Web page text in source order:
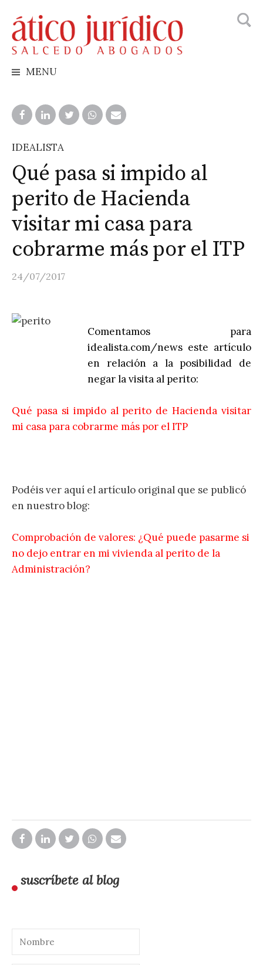
to
content
MENU
IDEALISTA
Qué pasa si impido al
perito de Hacienda
visitar mi casa para
cobrarme más por el ITP
24/07/2017
Comentamos para
idealista.com/news este artículo
en relación a la posibilidad de
negar la visita al perito:
Qué pasa si impido al perito de Hacienda visitar
mi casa para cobrarme más por el ITP
Podéis ver aquí el artículo original que se publicó
en nuestro blog:
Comprobación de valores: ¿Qué puede pasarme si
no dejo entrar en mi vivienda al perito de la
Administración?
suscríbete al blog